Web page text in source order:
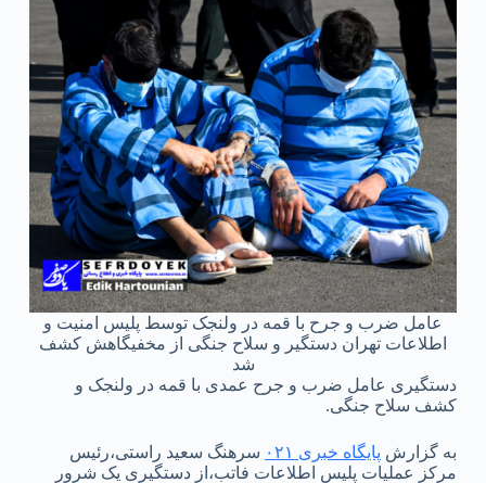
عامل ضرب و جرح با قمه در ولنجک توسط پلیس امنیت و
اطلاعات تهران دستگیر و سلاح جنگی از مخفیگاهش کشف
شد
دستگیری عامل ضرب و جرح عمدی با قمه در ولنجک و
کشف سلاح جنگی.
به گزارش پایگاه خبری ۰۲۱
سرهنگ سعید راستی،رئیس
مرکز عملیات پلیس اطلاعات فاتب،از دستگیری یک شرور